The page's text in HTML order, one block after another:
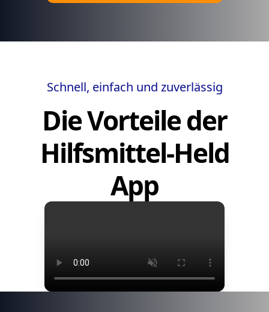
Schnell, einfach und zuverlässig
Die Vorteile der
Hilfsmittel-Held
App